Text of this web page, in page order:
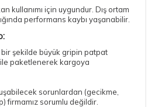
kullanımı için uygundur. Dış ortam
performans kaybı yaşanabilir.
şekilde büyük gripin patpat
paketlenerek kargoya
sorunlardan (gecikme,
firmamız sorumlu değildir.